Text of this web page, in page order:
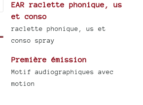
EAR raclette phonique, us
et conso
raclette phonique, us et
conso spray
Première émission
Motif audiographiques avec
motion